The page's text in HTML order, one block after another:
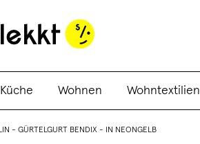
Küche Wohnen Wohntextilien
- GÜRTELGURT BENDIX - IN NEONGELB